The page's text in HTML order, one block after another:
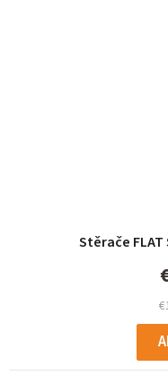
Stěrače FLAT